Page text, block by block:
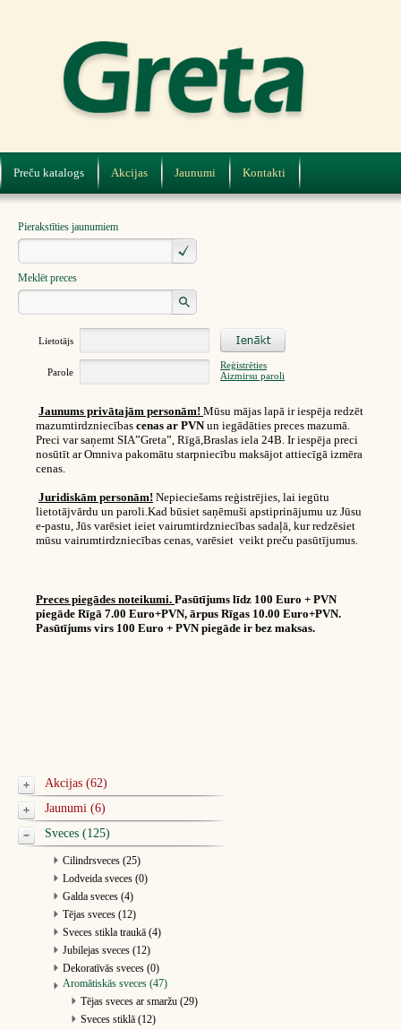
Preču katalogs Akcijas Jaunumi Kontakti
Pierakstīties jaunumiem
Meklēt preces
Lietotājs
Parole
Reģistrēties
Aizmirsu paroli
Jaunums privātajām personām! Mūsu mājas lapā ir iespēja redzēt
mazumtirdzniecības cenas ar PVNun iegādāties preces mazumā.
Preci var saņemt SIA”Greta”, Rīgā,Braslas iela 24B. Ir iespēja preci
nosūtīt ar Omniva pakomātu starpniecību maksājot attiecīgā izmēra
cenas.
Juridiskām personām! Nepieciešams reģistrējies, lai iegūtu
lietotājvārdu un paroli.Kad būsiet saņēmuši apstiprinājumu uz Jūsu
e-pastu, Jūs varēsiet ieiet vairumtirdzniecības sadaļā, kur redzēsiet
mūsu vairumtirdzniecības cenas, varēsiet veikt preču pasūtījumus.
Preces piegādes noteikumi. Pasūtījums līdz 100 Euro + PVN
piegāde Rīgā 7.00 Euro+PVN, ārpus Rīgas 10.00 Euro+PVN.
Pasūtījums virs 100 Euro + PVN piegāde ir bez maksas.
Akcijas (62)
Jaunumi (6)
Sveces (125)
Cilindrsveces (25)
Lodveida sveces (0)
Galda sveces (4)
Tējas sveces (12)
Sveces stikla traukā (4)
Jubilejas sveces (12)
Dekoratīvās sveces (0)
Aromātiskās sveces (47)
Tējas sveces ar smaržu (29)
Sveces stiklā (12)